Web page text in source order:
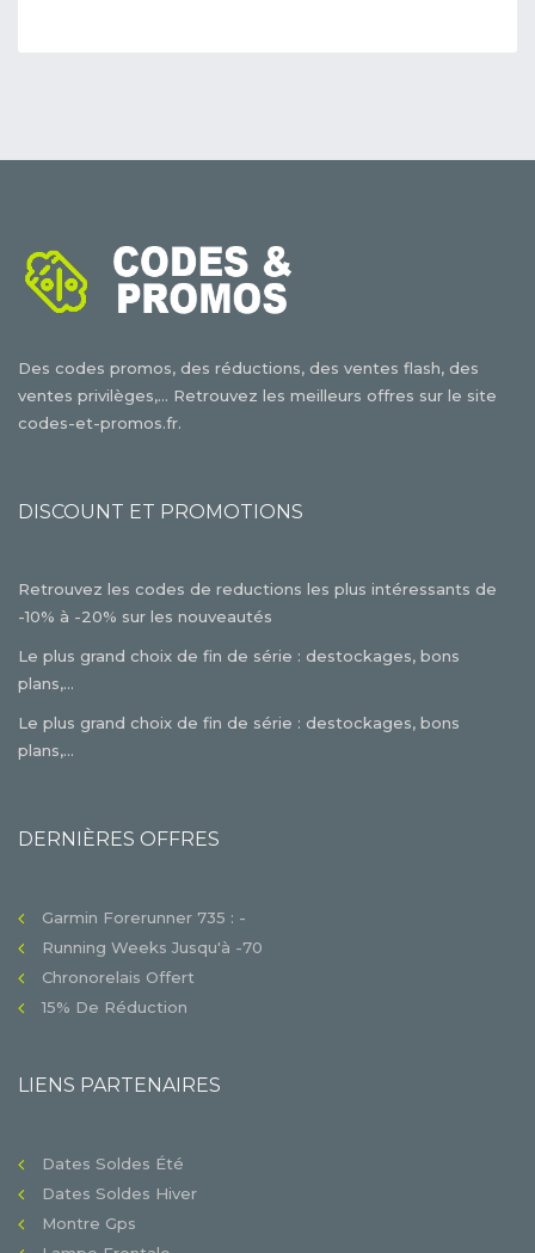
Des codes promos, des réductions, des ventes flash, des
ventes privilèges,... Retrouvez les meilleurs offres sur le site
codes-et-promos.fr.
DISCOUNT ET PROMOTIONS
Retrouvez les codes de reductions les plus intéressants de
-10% à -20% sur les nouveautés
Le plus grand choix de fin de série : destockages, bons
plans,...
Le plus grand choix de fin de série : destockages, bons
plans,...
DERNIÈRES OFFRES
Garmin Forerunner 735 : -
Running Weeks Jusqu'à -70
Chronorelais Offert
15% De Réduction
LIENS PARTENAIRES
Dates Soldes Été
Dates Soldes Hiver
Montre Gps